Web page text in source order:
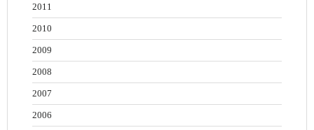
2011
2010
2009
2008
2007
2006